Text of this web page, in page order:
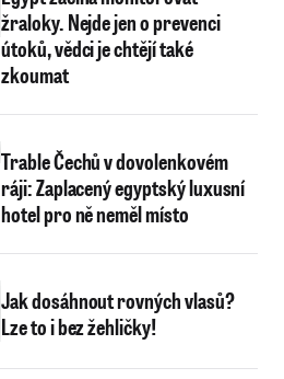
žraloky. Nejde jen o prevenci
útoků, vědci je chtějí také
zkoumat
Trable Čechů v dovolenkovém
ráji: Zaplacený egyptský luxusní
hotel pro ně neměl místo
Jak dosáhnout rovných vlasů?
Lze to i bez žehličky!